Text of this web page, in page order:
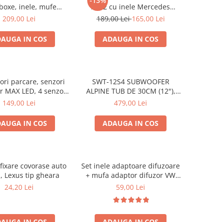
inele, mufe
Excalibur X172
209,00 Lei
IN COS
X172 cu inele Mercedes
Vito/Viano W639, VW Crafter
189,00 Lei165,00 Lei
ADAUGA IN COS
parcare, senzori
MAX LED, 4 senzori
-02287
149,00 Lei
IN COS
SWT-12S4 SUBWOOFER
ALPINE TUB DE 30CM (12"),
1000W
479,00 Lei
ADAUGA IN COS
covorase auto
Lexus tip gheara
24,20 Lei
Set inele adaptoare difuzoare
+ mufa adaptor difuzor VW
Golf IV
59,00 Lei